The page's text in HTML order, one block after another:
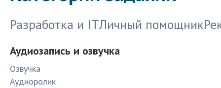
Разработка и ITЛичный помощник
Аудиозапись и озвучка
Озвучка
Аудиоролик